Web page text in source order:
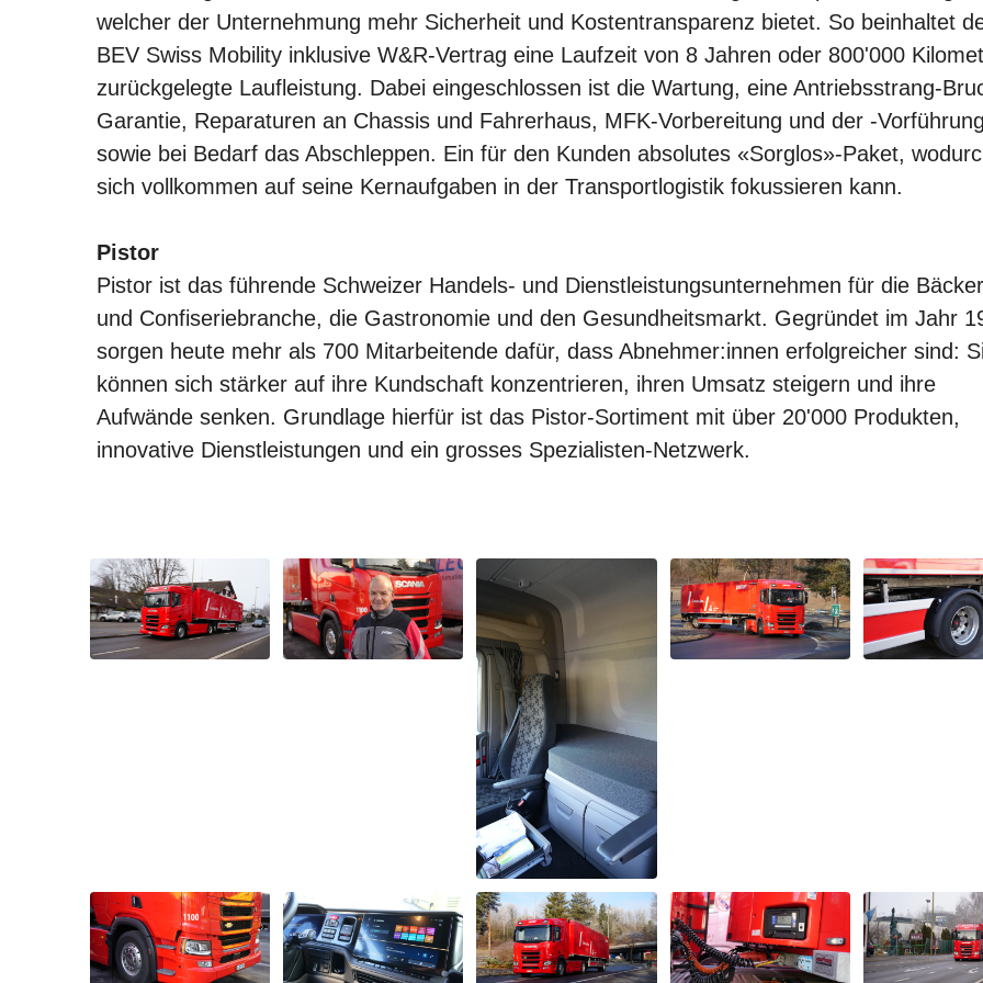
welcher der Unternehmung mehr Sicherheit und Kostentransparenz bietet. So beinhaltet
BEV Swiss Mobility inklusive W&R-Vertrag eine Laufzeit von 8 Jahren oder 800'000
zurückgelegte Laufleistung. Dabei eingeschlossen ist die Wartung, eine Antriebsstrang-
Garantie, Reparaturen an Chassis und Fahrerhaus, MFK-Vorbereitung und der -Vorführung
sowie bei Bedarf das Abschleppen. Ein für den Kunden absolutes «Sorglos»-Paket,
sich vollkommen auf seine Kernaufgaben in der Transportlogistik fokussieren kann.
Pistor
Pistor ist das führende Schweizer Handels- und Dienstleistungsunternehmen für die
und Confiseriebranche, die Gastronomie und den Gesundheitsmarkt. Gegründet im Jahr
sorgen heute mehr als 700 Mitarbeitende dafür, dass Abnehmer:innen erfolgreicher sind:
können sich stärker auf ihre Kundschaft konzentrieren, ihren Umsatz steigern und ihre
Aufwände senken. Grundlage hierfür ist das Pistor-Sortiment mit über 20'000 Produkten,
innovative Dienstleistungen und ein grosses Spezialisten-Netzwerk.